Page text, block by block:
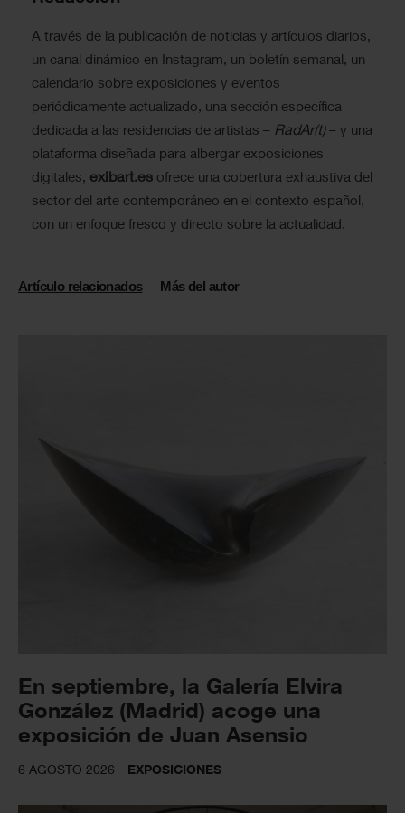
A través de la publicación de noticias y artículos diarios,
un canal dinámico en Instagram, un boletín semanal, un
calendario sobre exposiciones y eventos
periódicamente actualizado, una sección específica
dedicada a las residencias de artistas – RadAr(t)– y una
plataforma diseñada para albergar exposiciones
digitales, exibart.es ofrece una cobertura exhaustiva del
sector del arte contemporáneo en el contexto español,
con un enfoque fresco y directo sobre la actualidad.
Artículo relacionados Más del autor
En septiembre, la Galería Elvira
González (Madrid) acoge una
exposición de Juan Asensio
6 AGOSTO 2026 EXPOSICIONES